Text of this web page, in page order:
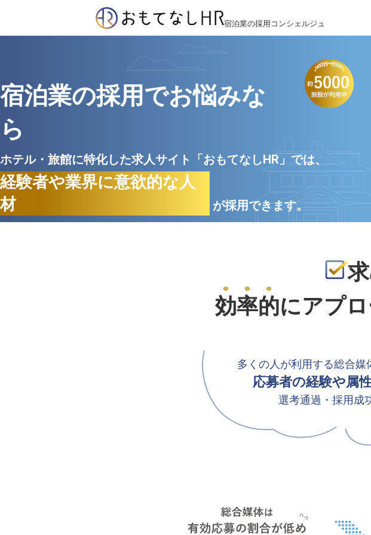
宿泊業の採用コンシェルジュ
宿泊業の採用でお悩みな
ら
ホテル・旅館に特化した求人サイト「おもてなしHR」では、
経験者や業界に意欲的な人
材
が採用できます。
効率的にアプ
多くの人が利用する総合
応募者の経験や属
選考通過・採用成